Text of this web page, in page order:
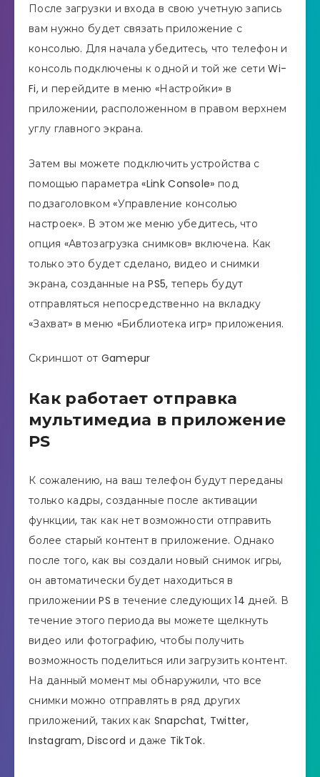
После загрузки и входа в свою учетную запись
вам нужно будет связать приложение с
консолью. Для начала убедитесь, что телефон и
консоль подключены к одной и той же сети Wi-
Fi, и перейдите в меню «Настройки» в
приложении, расположенном в правом верхнем
углу главного экрана.
Затем вы можете подключить устройства с
помощью параметра «Link Console» под
подзаголовком «Управление консолью
настроек». В этом же меню убедитесь, что
опция «Автозагрузка снимков» включена. Как
только это будет сделано, видео и снимки
экрана, созданные на PS5, теперь будут
отправляться непосредственно на вкладку
«Захват» в меню «Библиотека игр» приложения.
Скриншот от Gamepur
Как работает отправка
мультимедиа в приложение
PS
К сожалению, на ваш телефон будут переданы
только кадры, созданные после активации
функции, так как нет возможности отправить
более старый контент в приложение. Однако
после того, как вы создали новый снимок игры,
он автоматически будет находиться в
приложении PS в течение следующих 14 дней. В
течение этого периода вы можете щелкнуть
видео или фотографию, чтобы получить
возможность поделиться или загрузить контент.
На данный момент мы обнаружили, что все
снимки можно отправлять в ряд других
приложений, таких как Snapchat, Twitter,
Instagram, Discord и даже TikTok.